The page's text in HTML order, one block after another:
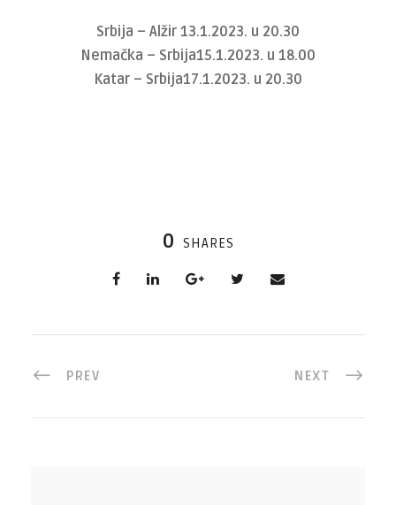
Srbija – Alžir 13.1.2023. u 20.30
Nemačka – Srbija15.1.2023. u 18.00
Katar – Srbija17.1.2023. u 20.30
0 SHARES
PREV NEXT